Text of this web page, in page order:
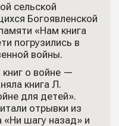
сельской
Богоявленской
«Нам книга
погрузились в
войны.
книг о войне —
книга Л.
для детей».
отрывки из
«Ни шагу назад» и